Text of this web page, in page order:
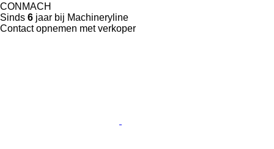
CONMACH
Sinds 6 jaar bij Machineryline
Contact opnemen met verkoper